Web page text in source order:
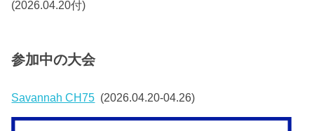
(2026.04.20付)
参加中の大会
Savannah CH75 (2026.04.20-04.26)